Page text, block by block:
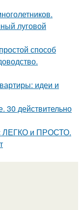
луговой
способ
идеи и
30 действительно
ЛЕГКО и ПРОСТО.